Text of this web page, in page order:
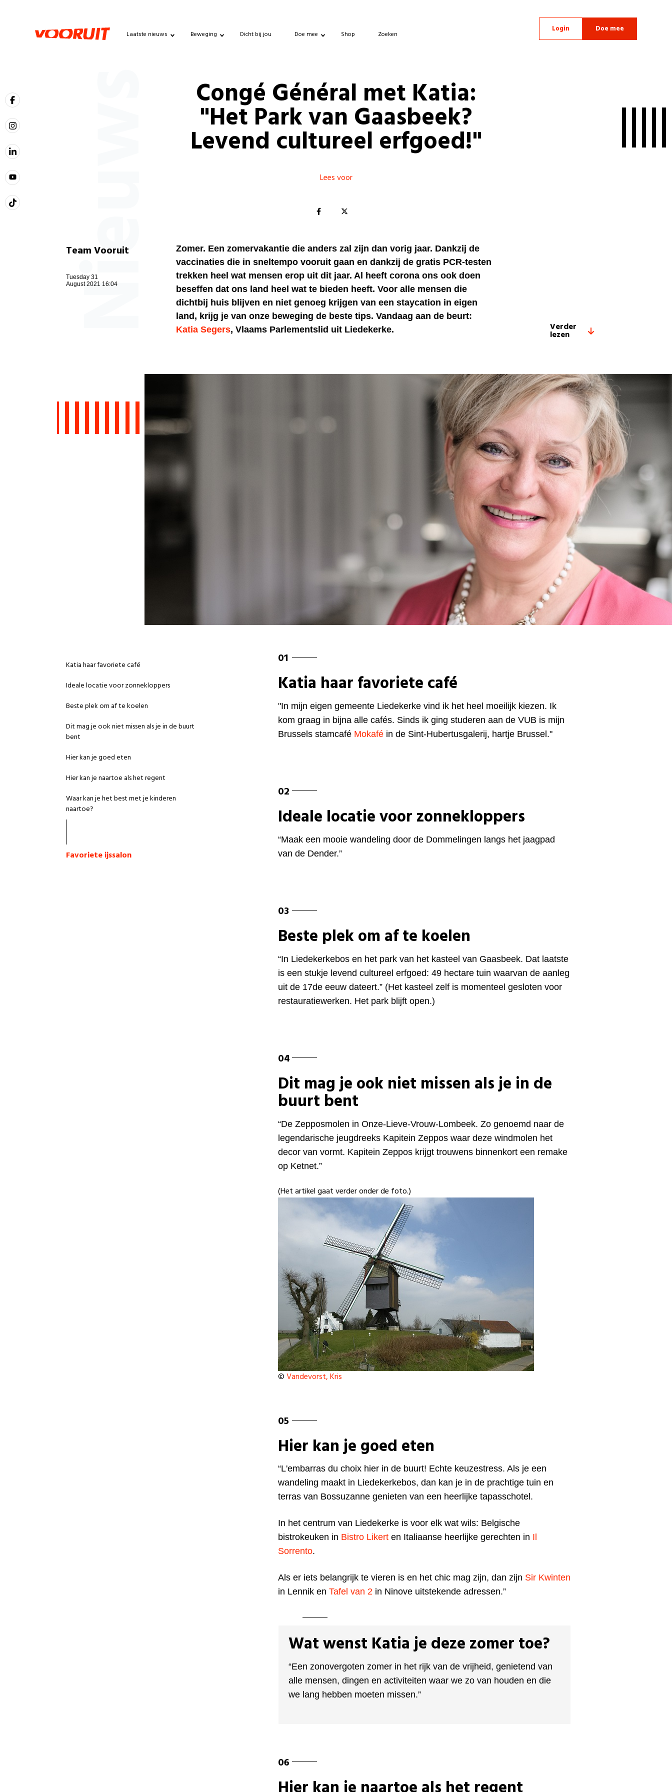
Laatste nieuws Beweging Dicht bij jou Doe mee Shop Zoeken
Login Doe mee
Nieuws Congé Général met Katia:
"Het Park van Gaasbeek?
Levend cultureel erfgoed!"
Lees voor
Team Vooruit
Tuesday 31
August 2021 16:04
Zomer. Een zomervakantie die anders zal zijn dan vorig jaar. Dankzij de
vaccinaties die in sneltempo vooruit gaan en dankzij de gratis PCR-testen
trekken heel wat mensen erop uit dit jaar. Al heeft corona ons ook doen
beseffen dat ons land heel wat te bieden heeft. Voor alle mensen die
dichtbij huis blijven en niet genoeg krijgen van een staycation in eigen
land, krijg je van onze beweging de beste tips. Vandaag aan de beurt:
Katia Segers, Vlaams Parlementslid uit Liedekerke. Verder
lezen
Katia haar favoriete café
Ideale locatie voor zonnekloppers
Beste plek om af te koelen
Dit mag je ook niet missen als je in de buurt
bent
Hier kan je goed eten
Hier kan je naartoe als het regent
Waar kan je het best met je kinderen
naartoe?
Favoriete ijssalon
Katia haar favoriete café
"In mijn eigen gemeente Liedekerke vind ik het heel moeilijk kiezen. Ik
kom graag in bijna alle cafés. Sinds ik ging studeren aan de VUB is mijn
Brussels stamcafé Mokafé in de Sint-Hubertusgalerij, hartje Brussel."
Ideale locatie voor zonnekloppers
“Maak een mooie wandeling door de Dommelingen langs het jaagpad
van de Dender.”
Beste plek om af te koelen
“In Liedekerkebos en het park van het kasteel van Gaasbeek. Dat laatste
is een stukje levend cultureel erfgoed: 49 hectare tuin waarvan de aanleg
uit de 17de eeuw dateert.” (Het kasteel zelf is momenteel gesloten voor
restauratiewerken. Het park blijft open.)
Dit mag je ook niet missen als je in de
buurt bent
“De Zepposmolen in Onze-Lieve-Vrouw-Lombeek. Zo genoemd naar de
legendarische jeugdreeks Kapitein Zeppos waar deze windmolen het
decor van vormt. Kapitein Zeppos krijgt trouwens binnenkort een remake
op Ketnet.”
(Het artikel gaat verder onder de foto.)
©Vandevorst, Kris
Hier kan je goed eten
“L'embarras du choix hier in de buurt! Echte keuzestress. Als je een
wandeling maakt in Liedekerkebos, dan kan je in de prachtige tuin en
terras van Bossuzanne genieten van een heerlijke tapasschotel.
In het centrum van Liedekerke is voor elk wat wils: Belgische
bistrokeuken in Bistro Likert en Italiaanse heerlijke gerechten in Il
Sorrento.
Als er iets belangrijk te vieren is en het chic mag zijn, dan zijn Sir Kwinten
in Lennik en Tafel van 2 in Ninove uitstekende adressen.”
Wat wenst Katia je deze zomer toe?
“Een zonovergoten zomer in het rijk van de vrijheid, genietend van
alle mensen, dingen en activiteiten waar we zo van houden en die
we lang hebben moeten missen.”